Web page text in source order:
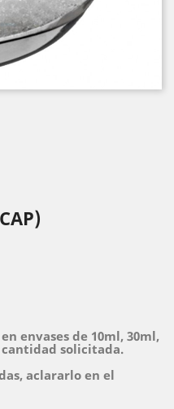
envases de 10ml, 30ml,
cantidad solicitada.
aclararlo en el